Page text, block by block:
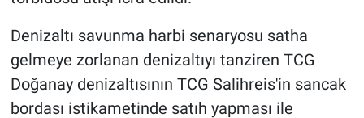
Denizaltı savunma harbi senaryosu satha
gelmeye zorlanan denizaltıyı tanziren TCG
Doğanay denizaltısının TCG Salihreis'in sancak
bordası istikametinde satıh yapması ile